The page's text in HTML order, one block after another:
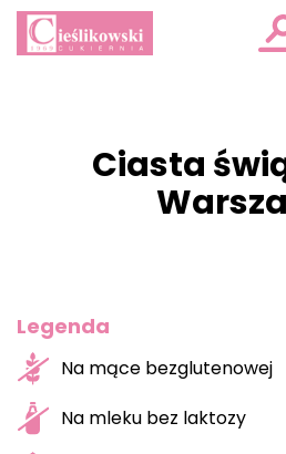
Ciasta
Legenda
Na mące bezglutenowej
Na mleku bez laktozy